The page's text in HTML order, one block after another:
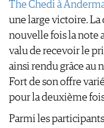
The Chedi à
une large victoire. La
nouvelle fois la note
valu de recevoir le
ainsi rendu grâce au
Fort de son offre
pour la deuxième
Parmi les